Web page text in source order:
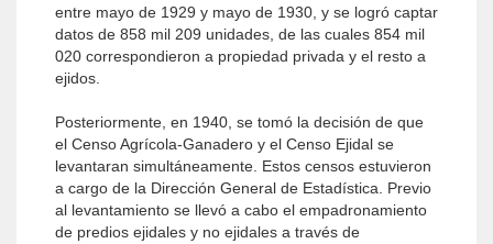
entre mayo de 1929 y mayo de 1930, y se logró captar
datos de 858 mil 209 unidades, de las cuales 854 mil
020 correspondieron a propiedad privada y el resto a
ejidos.
Posteriormente, en 1940, se tomó la decisión de que
el Censo Agrícola-Ganadero y el Censo Ejidal se
levantaran simultáneamente. Estos censos estuvieron
a cargo de la Dirección General de Estadística. Previo
al levantamiento se llevó a cabo el empadronamiento
de predios ejidales y no ejidales a través de